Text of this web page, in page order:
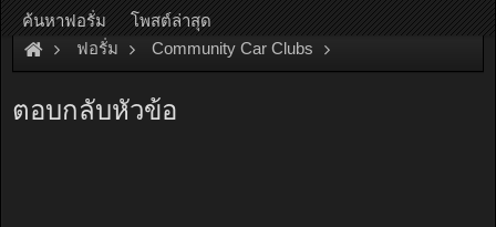
ฟอรั่ม Community Car Clubs
ตอบกลับหัวข้อ
ค้นหาฟอรั่ม โพสต์ล่าสุด